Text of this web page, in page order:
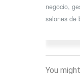
negocio,
salones de
You